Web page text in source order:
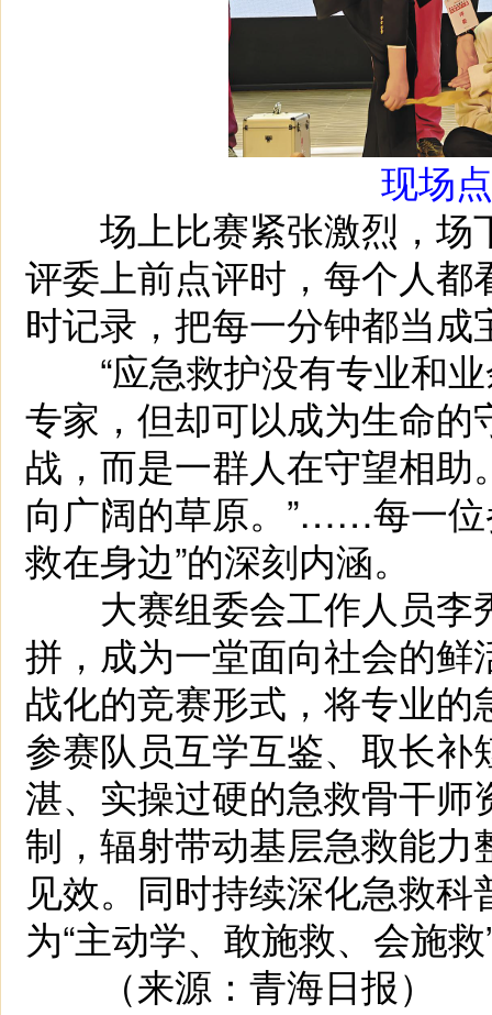
现场
场上比赛紧张激烈，场
评委上前点评时，每个人
时记录，把每一分钟都当成
“应急救护没有专业和业
专家，但却可以成为生命的
战，而是一群人在守望相助
向广阔的草原。”……每一位
救在身边”的深刻内涵。
大赛组委会工作人员李
拼，成为一堂面向社会的
战化的竞赛形式，将专业
参赛队员互学互鉴、取长
湛、实操过硬的急救骨干
制，辐射带动基层急救能
见效。同时持续深化急救科
为“主动学、敢施救、会施救
（来源：青海日报）